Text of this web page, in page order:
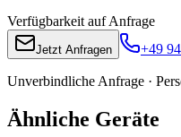
Verfügbarkeit auf Anfrage
Jetzt Anfragen +49
Unverbindliche Anfrage ·
Ähnliche Geräte